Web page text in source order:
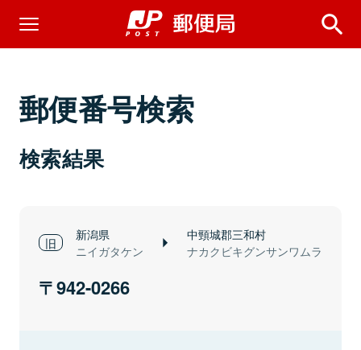
郵便番号検索
検索結果
新潟県
ニイガタケン
中頸城郡三和村
ナカクビキグンサンワムラ
942-0266